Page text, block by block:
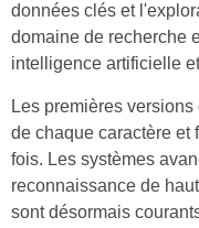
données clés et
domaine de recherche
intelligence artificielle
Les premières
de chaque caractère et
fois. Les systèmes
reconnaissance de
sont désormais